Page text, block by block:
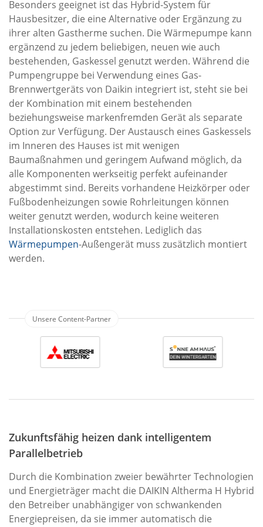
Besonders geeignet ist das Hybrid-System für
Hausbesitzer, die eine Alternative oder Ergänzung zu
ihrer alten Gastherme suchen. Die Wärmepumpe kann
ergänzend zu jedem beliebigen, neuen wie auch
bestehenden, Gaskessel genutzt werden. Während die
Pumpengruppe bei Verwendung eines Gas-
Brennwertgeräts von Daikin integriert ist, steht sie bei
der Kombination mit einem bestehenden
beziehungsweise markenfremden Gerät als separate
Option zur Verfügung. Der Austausch eines Gaskessels
im Inneren des Hauses ist mit wenigen
Baumaßnahmen und geringem Aufwand möglich, da
alle Komponenten werkseitig perfekt aufeinander
abgestimmt sind. Bereits vorhandene Heizkörper oder
Fußbodenheizungen sowie Rohrleitungen können
weiter genutzt werden, wodurch keine weiteren
Installationskosten entstehen. Lediglich das
Wärmepumpen-Außengerät muss zusätzlich montiert
werden.
Zukunftsfähig heizen dank intelligentem
Parallelbetrieb
Durch die Kombination zweier bewährter Technologien
und Energieträger macht die DAIKIN Altherma H Hybrid
den Betreiber unabhängiger von schwankenden
Energiepreisen, da sie immer automatisch die